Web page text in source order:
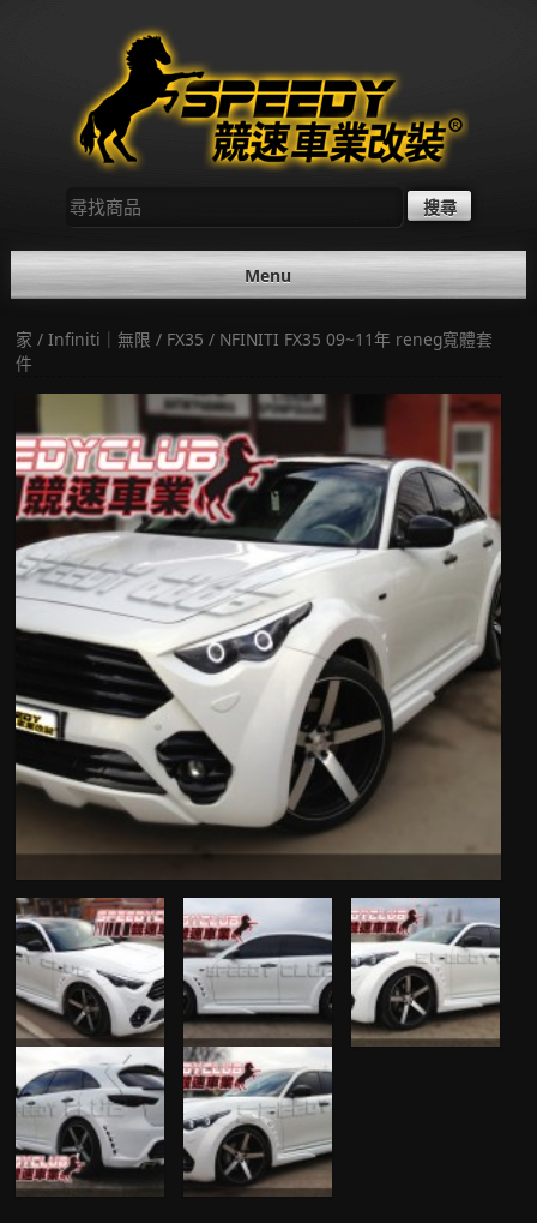
尋
找：
Menu
家 / Infiniti｜無限 / FX35 / NFINITI FX35 09~11年 reneg寬體套
件